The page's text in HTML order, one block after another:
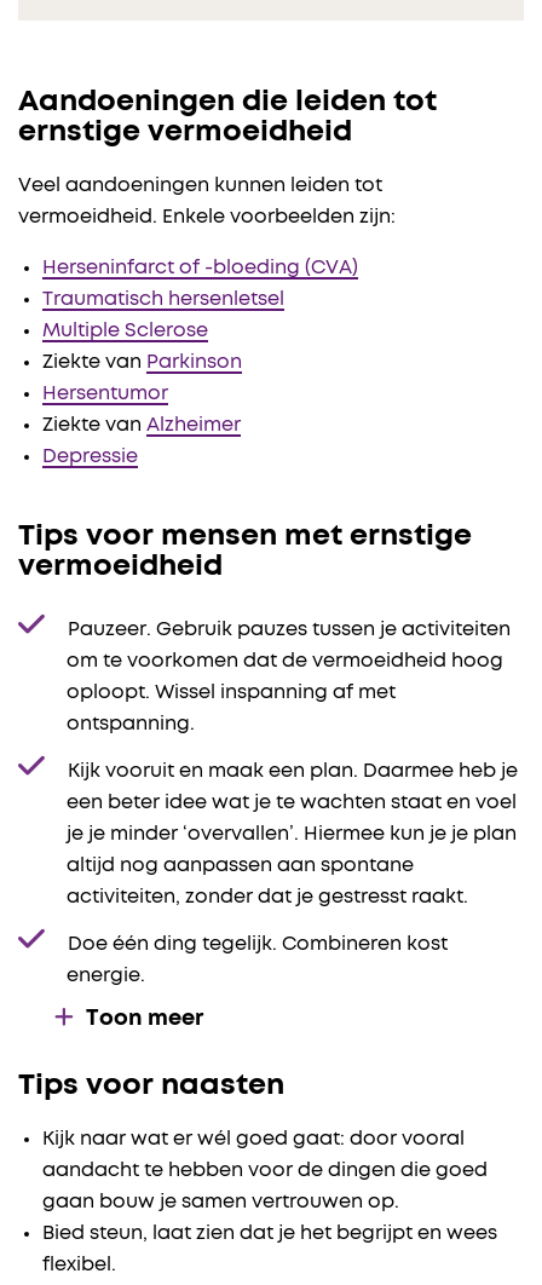
Aandoeningen die leiden tot
ernstige vermoeidheid
Veel aandoeningen kunnen leiden tot
vermoeidheid. Enkele voorbeelden zijn:
Herseninfarct of -bloeding (CVA)
Traumatisch hersenletsel
Multiple Sclerose
Ziekte van Parkinson
Hersentumor
Ziekte van Alzheimer
Depressie
Tips voor mensen met ernstige
vermoeidheid
Pauzeer. Gebruik pauzes tussen je activiteiten
om te voorkomen dat de vermoeidheid hoog
oploopt. Wissel inspanning af met
ontspanning.
Kijk vooruit en maak een plan. Daarmee heb je
een beter idee wat je te wachten staat en voel
je je minder ‘overvallen’. Hiermee kun je je plan
altijd nog aanpassen aan spontane
activiteiten, zonder dat je gestresst raakt.
Doe één ding tegelijk. Combineren kost
energie.
Toon meer
Tips voor naasten
Kijk naar wat er wél goed gaat: door vooral
aandacht te hebben voor de dingen die goed
gaan bouw je samen vertrouwen op.
Bied steun, laat zien dat je het begrijpt en wees
flexibel.